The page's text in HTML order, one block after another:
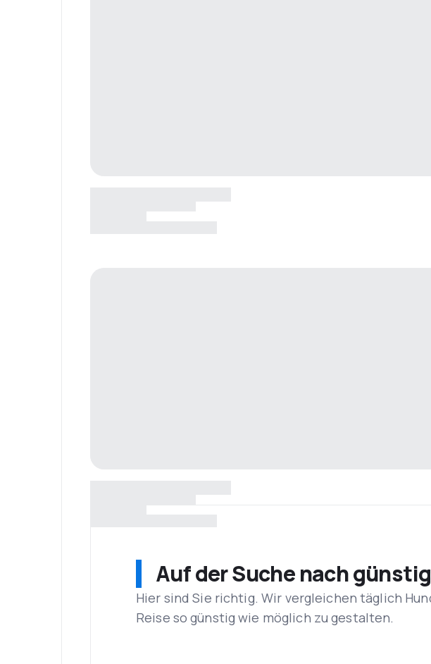
Auf der Suche nach
Hier sind Sie richtig. Wir vergleichen täglich
Reise so günstig wie möglich zu gestalten.